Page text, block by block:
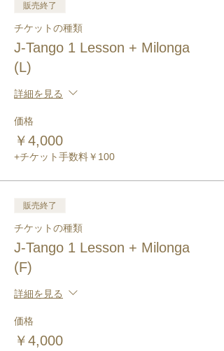
販売終了
チケットの種類
J-Tango 1 Lesson + Milonga
(L)
詳細を見る
価格
￥4,000
+チケット手数料￥100
販売終了
チケットの種類
J-Tango 1 Lesson + Milonga
(F)
詳細を見る
価格
￥4,000